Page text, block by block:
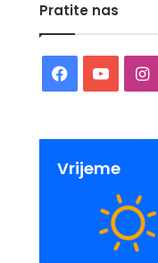
Pratite nas
Facebook
Vrijeme